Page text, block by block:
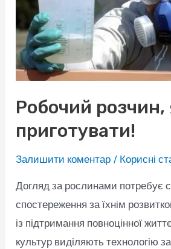
Робочий розчин,
приготувати!
Залишити коментар / Корисні
Догляд за рослинами потребує
спостереження за їхнім
із підтримання повноцінної
культур виділяють технологію